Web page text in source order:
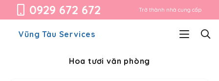
0929 672 672 Trở thành nhà cung cấp
Vũng Tàu Services
Hoa tươi văn phòng